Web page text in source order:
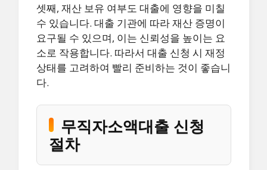
셋째, 재산 보유 여부도 대출에 영향을 미칠
수 있습니다. 대출 기관에 따라 재산 증명이
요구될 수 있으며, 이는 신뢰성을 높이는 요
소로 작용합니다. 따라서 대출 신청 시 재정
상태를 고려하여 빨리 준비하는 것이 좋습니
다.
무직자소액대출 신청
절차